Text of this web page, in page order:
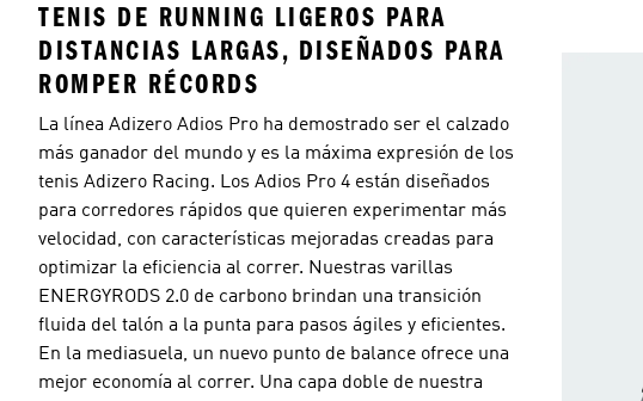
TENIS DE RUNNING LIGEROS PARA
DISTANCIAS LARGAS, DISEÑADOS PARA
ROMPER RÉCORDS
La línea Adizero Adios Pro ha demostrado ser el calzado
más ganador del mundo y es la máxima expresión de los
tenis Adizero Racing. Los Adios Pro 4 están diseñados
para corredores rápidos que quieren experimentar más
velocidad, con características mejoradas creadas para
optimizar la eficiencia al correr. Nuestras varillas
ENERGYRODS 2.0 de carbono brindan una transición
fluida del talón a la punta para pasos ágiles y eficientes.
En la mediasuela, un nuevo punto de balance ofrece una
mejor economía al correr. Una capa doble de nuestra